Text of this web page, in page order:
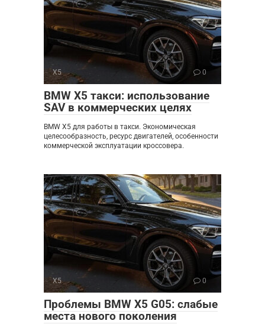
X5 0
BMW X5 такси: использование
SAV в коммерческих целях
BMW X5 для работы в такси. Экономическая
целесообразность, ресурс двигателей, особенности
коммерческой эксплуатации кроссовера.
X5 0
Проблемы BMW X5 G05: слабые
места нового поколения